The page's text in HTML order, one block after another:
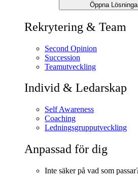
Öppna
Rekrytering & Team
Second Opinion
Succession
Teamutveckling
Individ & Ledarskap
Self Awareness
Coaching
Ledningsgrupputveckling
Anpassad för dig
Inte säker på vad som